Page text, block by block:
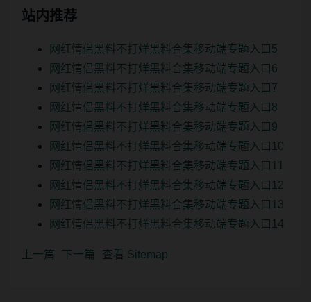
站内推荐
网红情侣黑料不打烊黑料合集移动端专题入口5
网红情侣黑料不打烊黑料合集移动端专题入口6
网红情侣黑料不打烊黑料合集移动端专题入口7
网红情侣黑料不打烊黑料合集移动端专题入口8
网红情侣黑料不打烊黑料合集移动端专题入口9
网红情侣黑料不打烊黑料合集移动端专题入口10
网红情侣黑料不打烊黑料合集移动端专题入口11
网红情侣黑料不打烊黑料合集移动端专题入口12
网红情侣黑料不打烊黑料合集移动端专题入口13
网红情侣黑料不打烊黑料合集移动端专题入口14
上一篇 下一篇 查看 Sitemap